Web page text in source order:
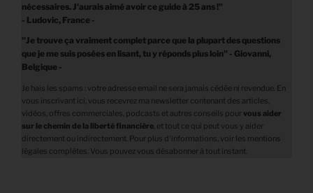
nécessaires. J'aurais aimé avoir ce guide à 25 ans !"
- Ludovic, France -
"Je trouve ça vraiment complet parce que la plupart des questions
que je me suis posées en lisant, tu y réponds plus loin" - Giovanni,
Belgique -
Je hais les spams : votre adresse email ne sera jamais cédée ni revendue. En
vous inscrivant ici, vous recevrez ma newsletter contenant des articles,
vidéos, offres commerciales, podcasts et autres conseils pour vous aider
sur le chemin de la liberté financière et tout ce qui peut vous y aider
directement ou indirectement. Pour plus d'informations, voir les mentions
légales complètes. Vous pouvez vous désabonner à tout instant.